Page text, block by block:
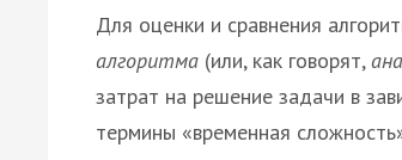
Для оценки и сравнения
алгоритма (или, как говорят,
затрат на решение задачи в
термины «временная